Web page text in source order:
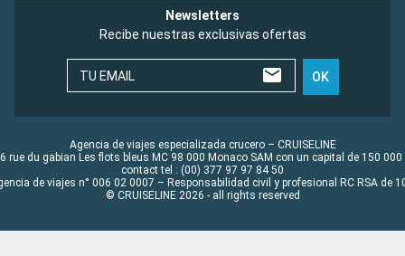
Newsletters
Recibe nuestras exclusivas ofertas
TU EMAIL OK
Agencia de viajes especializada crucero – CRUISELINE
rue du gabian Les flots bleus MC 98 000 Monaco SAM con un capital de 150 000
contact tel : (00) 377 97 97 84 50
de viajes n° 006 02 0007 – Responsabilidad civil y profesional RC RSA de
© CRUISELINE 2026 - all rights reserved